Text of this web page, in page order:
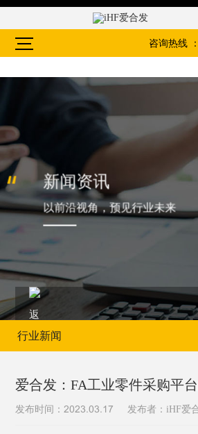
咨询热线 ：
新闻资讯
以前沿视角，预见行业未来
当前位置：首页 新闻资讯
行业新闻
爱合发：FA工业零件采购平
发布时间：2023.03.17 发布者：iHF爱